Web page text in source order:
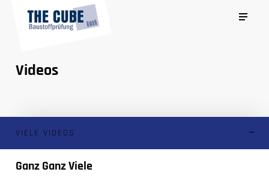
Videos
VIELE VIDEOS
Ganz Ganz Viele